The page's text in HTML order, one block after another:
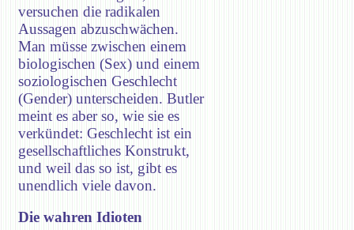
versuchen die radikalen
Aussagen abzuschwächen.
Man müsse zwischen einem
biologischen (Sex) und einem
soziologischen Geschlecht
(Gender) unterscheiden. Butler
meint es aber so, wie sie es
verkündet: Geschlecht ist ein
gesellschaftliches Konstrukt,
und weil das so ist, gibt es
unendlich viele davon.
Die wahren Idioten